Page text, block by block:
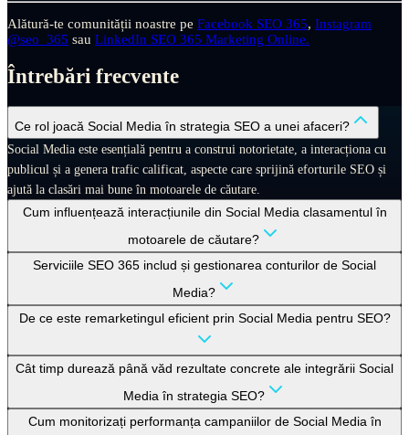
Alătură-te comunității noastre pe Facebook SEO 365, Instagram
@seo_365 sau LinkedIn SEO 365 Marketing Online.
Întrebări frecvente
Ce rol joacă Social Media în strategia SEO a unei afaceri?
Social Media este esențială pentru a construi notorietate, a interacționa cu
publicul și a genera trafic calificat, aspecte care sprijină eforturile SEO și
ajută la clasări mai bune în motoarele de căutare.
Cum influențează interacțiunile din Social Media clasamentul în
motoarele de căutare?
Serviciile SEO 365 includ și gestionarea conturilor de Social
Media?
De ce este remarketingul eficient prin Social Media pentru SEO?
Cât timp durează până văd rezultate concrete ale integrării Social
Media în strategia SEO?
Cum monitorizați performanța campaniilor de Social Media în